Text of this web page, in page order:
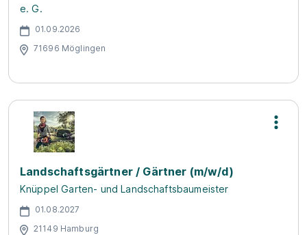
e. G.
01.09.2026
71696 Möglingen
Landschaftsgärtner / Gärtner (m/w/d)
Knüppel Garten- und Landschaftsbaumeister
01.08.2027
21149 Hamburg